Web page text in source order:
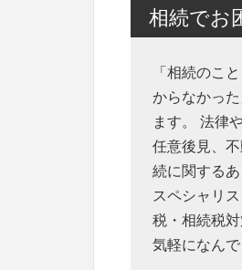
相続でお
「相続のこ
からなかっ
ます。 法律
任意後見、
続に関する
スペシャリ
税・相続税
気軽になんで